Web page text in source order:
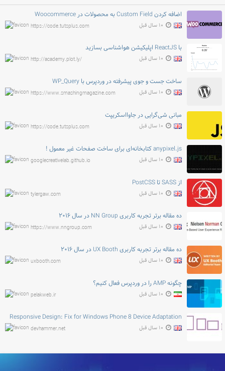
اضافه کردن Custom Field به محصولات در Woocommerce
https://code.tutsplus.com ۱۰ سال قبل
با ReactJS اپلیکیشن هواشناسی بسازید
http://academy.plot.ly/ ۱۰ سال قبل
ساخت جست و جوی پیشرفته در وردپرس با WP_Query
https://www.smashingmagazine.com ۱۰ سال قبل
مبانی شی‌گرایی در جاوااسکریپت
https://code.tutsplus.com ۱۰ سال قبل
anypixel.js کتابخانه‌ای برای ساخت صفحات غیر معمول !
googlecreativelab.github.io ۱۰ سال قبل
از SASS تا PostCSS
tylergaw.com ۱۰ سال قبل
ده مقاله برتر تجربه کاربری NN Group در سال ۲۰۱۶
https://www.nngroup.com ۱۰ سال قبل
ده مقاله برتر تجربه کاربری UX Booth در سال ۲۰۱۶
uxbooth.com ۱۰ سال قبل
چگونه AMP را در وردپرس فعال کنیم؟
pelakweb.ir ۱۰ سال قبل
Responsive Design: Fix for Windows Phone 8 Device Adaptation
devhammer.net ۱۰ سال قبل